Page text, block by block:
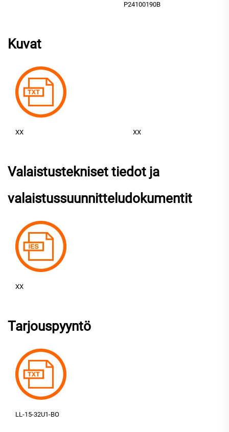
P24100190B
Kuvat
XX XX
Valaistustekniset tiedot ja
valaistussuunnitteludokumentit
XX
Tarjouspyyntö
LL-15-32U1-BO